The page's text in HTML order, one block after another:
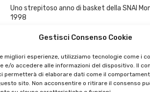
Gestisci Consenso Cookie
migliori esperienze, utilizziamo tecnologie come i
e/o accedere alle informazioni del dispositivo. Il
permetterà di elaborare dati come il
sito. Non acconsentire o ritirare il consenso
Uno strepitoso anno di basket della SNAI
1998